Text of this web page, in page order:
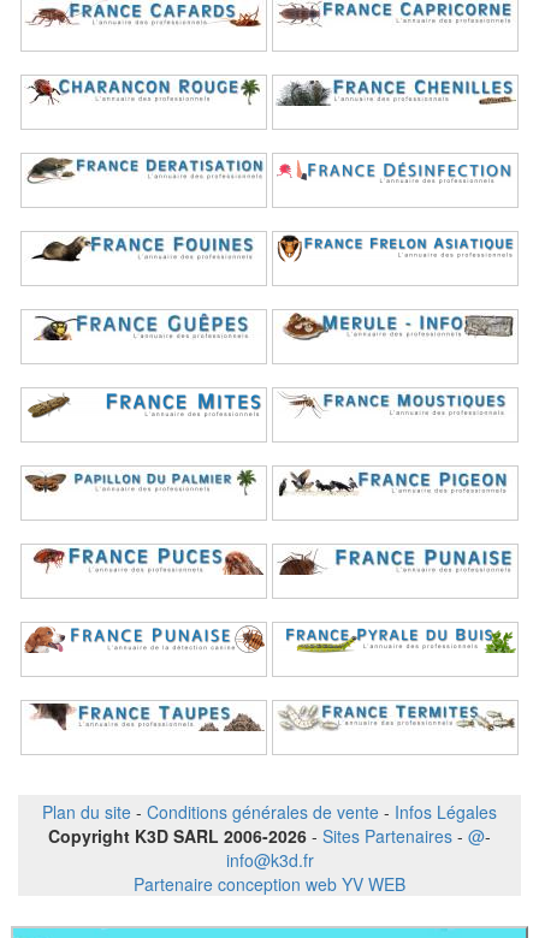
Plan du site - Conditions générales de vente - Infos Légales
Copyright K3D SARL 2006-2026 - Sites Partenaires - @-
info@k3d.fr
Partenaire conception web YV WEB